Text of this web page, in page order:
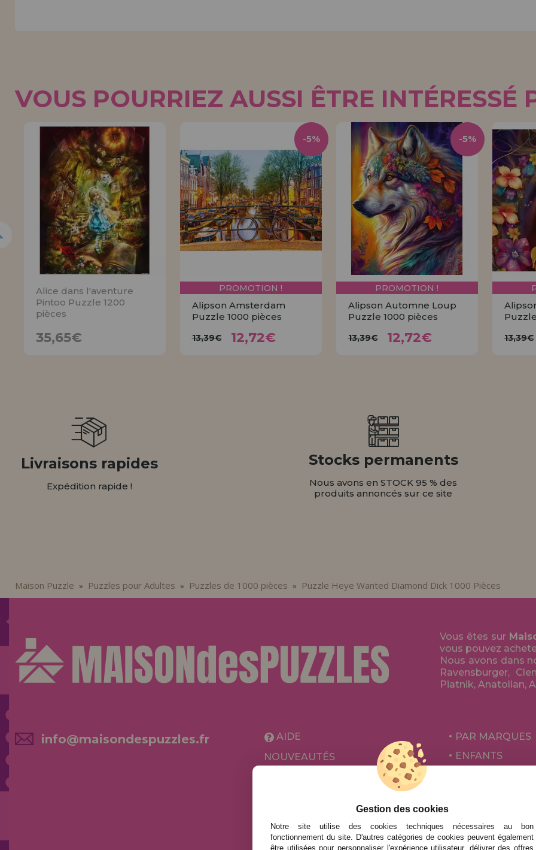
VOUS POURRIEZ AUSSI ÊTRE INTÉRESSÉ
Alice dans l'aventure
Pintoo Puzzle 1200
pièces
35,65€
PROMOTION !
Alipson Amsterdam
Puzzle 1000 pièces
13,39€ 12,72€
-5%
PROMOTION !
Alipson Automne Loup
Puzzle 1000 pièces
13,39€ 12,72€
-5%
13,39€
Livraisons rapides
Expédition rapide !
Stocks permanents
Nous avons en STOCK 95 % des
produits annoncés sur ce site
Maison Puzzle » Puzzles pour Adultes » Puzzles de 1000 pièces » Puzzle Heye Wanted Diamond Dick 1000 Pièces
Vous êtes sur
vous pouvez
Nous avons dans
Ravensburger,
Piatnik, Anatolian,
info@maisondespuzzles.fr
AIDE
NOUVEAUTÉS
PROMOTIONS ET OFFRES
PAR MARQUES
ENFANTS
JEUX DE
Gestion des cookies
Notre site utilise des cookies techniques nécessaires au bon
fonctionnement du site. D'autres catégories de cookies peuvent également
être utilisées pour personnaliser l'expérience utilisateur, délivrer des offres